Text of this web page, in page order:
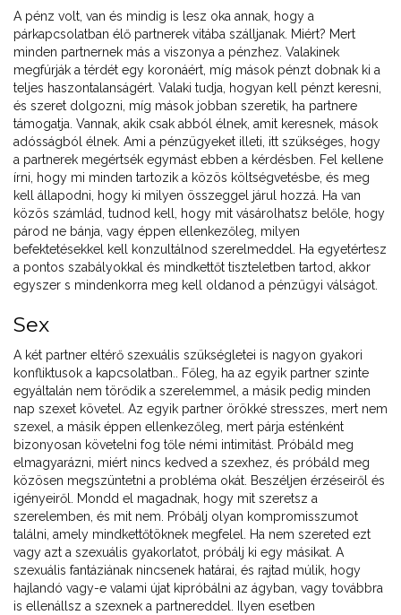
A pénz volt, van és mindig is lesz oka annak, hogy a
párkapcsolatban élő partnerek vitába szálljanak. Miért? Mert
minden partnernek más a viszonya a pénzhez. Valakinek
megfúrják a térdét egy koronáért, míg mások pénzt dobnak ki a
teljes haszontalanságért. Valaki tudja, hogyan kell pénzt keresni,
és szeret dolgozni, míg mások jobban szeretik, ha partnere
támogatja. Vannak, akik csak abból élnek, amit keresnek, mások
adósságból élnek. Ami a pénzügyeket illeti, itt szükséges, hogy
a partnerek megértsék egymást ebben a kérdésben. Fel kellene
írni, hogy mi minden tartozik a közös költségvetésbe, és meg
kell állapodni, hogy ki milyen összeggel járul hozzá. Ha van
közös számlád, tudnod kell, hogy mit vásárolhatsz belőle, hogy
párod ne bánja, vagy éppen ellenkezőleg, milyen
befektetésekkel kell konzultálnod szerelmeddel. Ha egyetértesz
a pontos szabályokkal és mindkettőt tiszteletben tartod, akkor
egyszer s mindenkorra meg kell oldanod a pénzügyi válságot.
Sex
A két partner eltérő szexuális szükségletei is nagyon gyakori
konfliktusok a kapcsolatban.. Főleg, ha az egyik partner szinte
egyáltalán nem törődik a szerelemmel, a másik pedig minden
nap szexet követel. Az egyik partner örökké stresszes, mert nem
szexel, a másik éppen ellenkezőleg, mert párja esténként
bizonyosan követelni fog tőle némi intimitást. Próbáld meg
elmagyarázni, miért nincs kedved a szexhez, és próbáld meg
közösen megszüntetni a probléma okát. Beszéljen érzéseiről és
igényeiről. Mondd el magadnak, hogy mit szeretsz a
szerelemben, és mit nem. Próbálj olyan kompromisszumot
találni, amely mindkettőtöknek megfelel. Ha nem szereted ezt
vagy azt a szexuális gyakorlatot, próbálj ki egy másikat. A
szexuális fantáziának nincsenek határai, és rajtad múlik, hogy
hajlandó vagy-e valami újat kipróbálni az ágyban, vagy továbbra
is ellenállsz a szexnek a partnereddel. Ilyen esetben